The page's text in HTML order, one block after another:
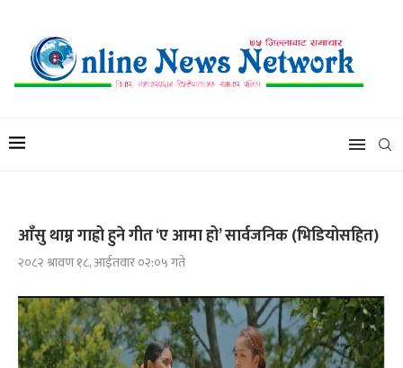
आँसु थाम्न गाह्रो हुने गीत ‘ए आमा हो’ सार्वजनिक (भिडियोसहित)
२०८२ श्रावण १८, आईतवार ०२:०५ गते